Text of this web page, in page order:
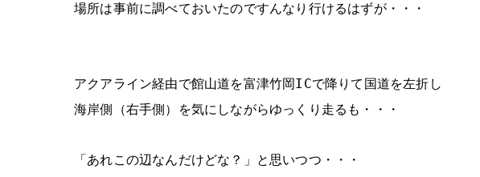
場所は事前に調べておいたのですんなり行けるはずが・・・
アクアライン経由で館山道を富津竹岡ICで降りて国道を左折し
海岸側（右手側）を気にしながらゆっくり走るも・・・
「あれこの辺なんだけどな？」と思いつつ・・・